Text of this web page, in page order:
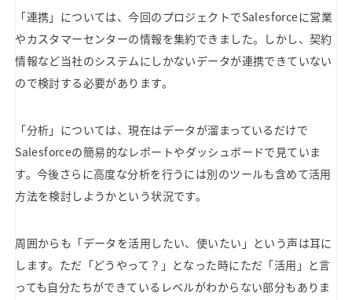
「連携」については、今回のプロジェクトでSalesforceに営業
やカスタマーセンターの情報を集約できました。しかし、契約
情報など当社のシステムにしかないデータが連携できていない
ので検討する必要があります。
「分析」については、現在はデータが溜まっているだけで
Salesforceの簡易的なレポートやダッシュボードで見ていま
す。今後さらに高度な分析を行うには別のツールも含めて活用
方法を検討しようかという状況です。
周囲からも「データを活用したい、使いたい」という声は耳に
します。ただ「どうやって？」となった時にただ「活用」と言
っても自分たちができているレベルがわからない部分もありま